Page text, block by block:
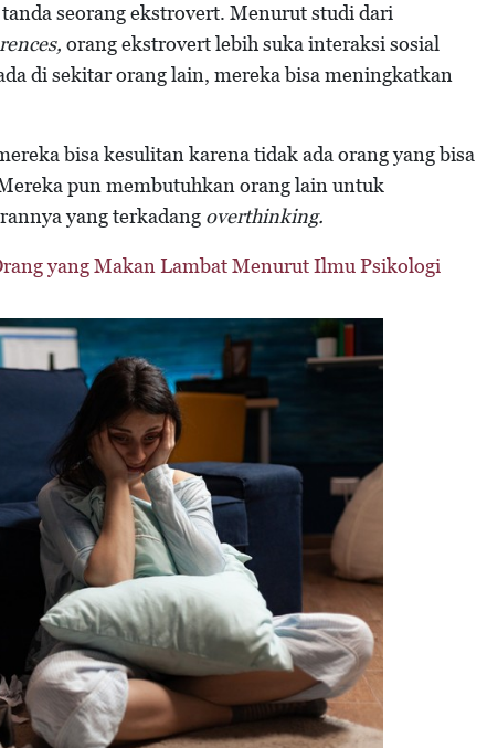
seorang ekstrovert. Menurut studi dari
orang ekstrovert lebih suka interaksi sosial
di sekitar orang lain, mereka bisa meningkatkan
bisa kesulitan karena tidak ada orang yang bisa
pun membutuhkan orang lain untuk
yang terkadang overthinking.
yang Makan Lambat Menurut Ilmu Psikologi